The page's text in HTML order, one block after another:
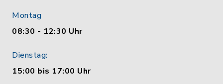
Montag
08:30 - 12:30 Uhr
Dienstag:
15:00 bis 17:00 Uhr